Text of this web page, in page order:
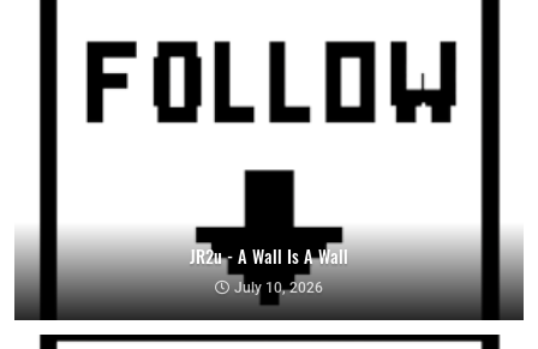
JR2u - A Wall Is A Wall
July 10, 2026